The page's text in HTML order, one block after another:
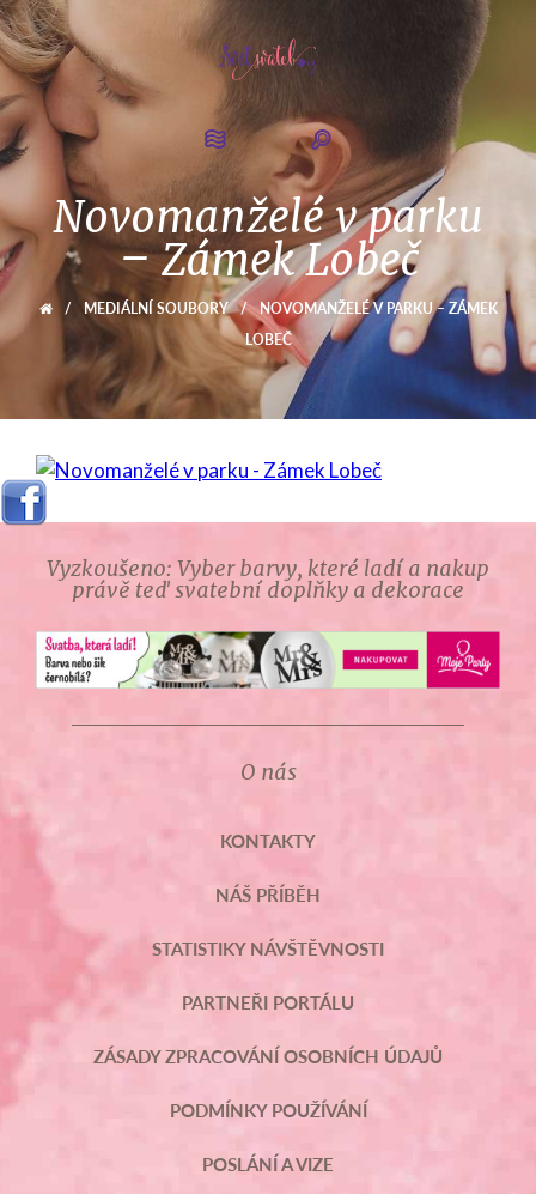
Novomanželé v parku
– Zámek Lobeč
/ MEDIÁLNÍ SOUBORY / NOVOMANŽELÉ V PARKU – ZÁMEK
LOBEČ
Vyzkoušeno: Vyber barvy, které ladí a nakup
právě teď svatební doplňky a dekorace
O nás
KONTAKTY
NÁŠ PŘÍBĚH
STATISTIKY NÁVŠTĚVNOSTI
PARTNEŘI PORTÁLU
ZÁSADY ZPRACOVÁNÍ OSOBNÍCH ÚDAJŮ
PODMÍNKY POUŽÍVÁNÍ
POSLÁNÍ A VIZE